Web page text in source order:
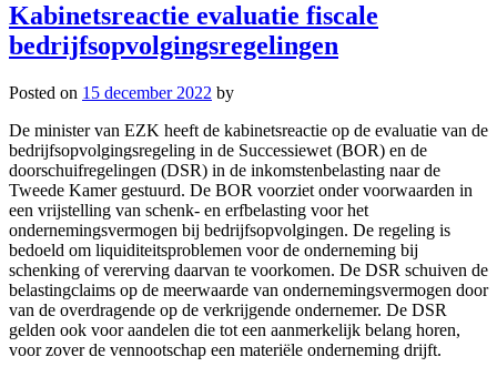
Kabinetsreactie evaluatie fiscale
bedrijfsopvolgingsregelingen
Posted on 15 december 2022 by
De minister van EZK heeft de kabinetsreactie op de evaluatie van de
bedrijfsopvolgingsregeling in de Successiewet (BOR) en de
doorschuifregelingen (DSR) in de inkomstenbelasting naar de
Tweede Kamer gestuurd. De BOR voorziet onder voorwaarden in
een vrijstelling van schenk- en erfbelasting voor het
ondernemingsvermogen bij bedrijfsopvolgingen. De regeling is
bedoeld om liquiditeitsproblemen voor de onderneming bij
schenking of vererving daarvan te voorkomen. De DSR schuiven de
belastingclaims op de meerwaarde van ondernemingsvermogen door
van de overdragende op de verkrijgende ondernemer. De DSR
gelden ook voor aandelen die tot een aanmerkelijk belang horen,
voor zover de vennootschap een materiële onderneming drijft.